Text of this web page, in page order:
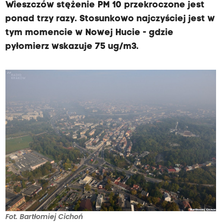
Wieszczów stężenie PM 10 przekroczone jest
ponad trzy razy. Stosunkowo najczyściej jest w
tym momencie w Nowej Hucie - gdzie
pyłomierz wskazuje 75 ug/m3.
Fot. Bartłomiej Cichoń